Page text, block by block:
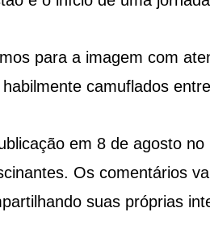
para a imagem com
camuflados
em 8 de agosto
Os comentários
suas próprias